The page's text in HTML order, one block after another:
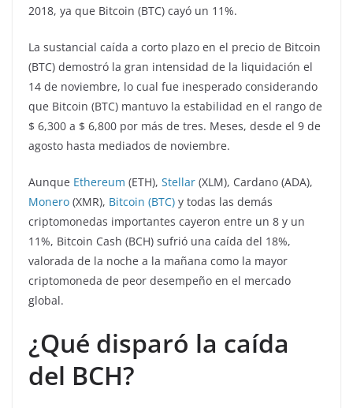
2018, ya que Bitcoin (BTC) cayó un 11%.
La sustancial caída a corto plazo en el precio de Bitcoin
(BTC) demostró la gran intensidad de la liquidación el
14 de noviembre, lo cual fue inesperado considerando
que Bitcoin (BTC) mantuvo la estabilidad en el rango de
$ 6,300 a $ 6,800 por más de tres. Meses, desde el 9 de
agosto hasta mediados de noviembre.
Aunque Ethereum (ETH), Stellar (XLM), Cardano (ADA),
Monero (XMR), Bitcoin (BTC) y todas las demás
criptomonedas importantes cayeron entre un 8 y un
11%, Bitcoin Cash (BCH) sufrió una caída del 18%,
valorada de la noche a la mañana como la mayor
criptomoneda de peor desempeño en el mercado
global.
¿Qué disparó la caída
del BCH?